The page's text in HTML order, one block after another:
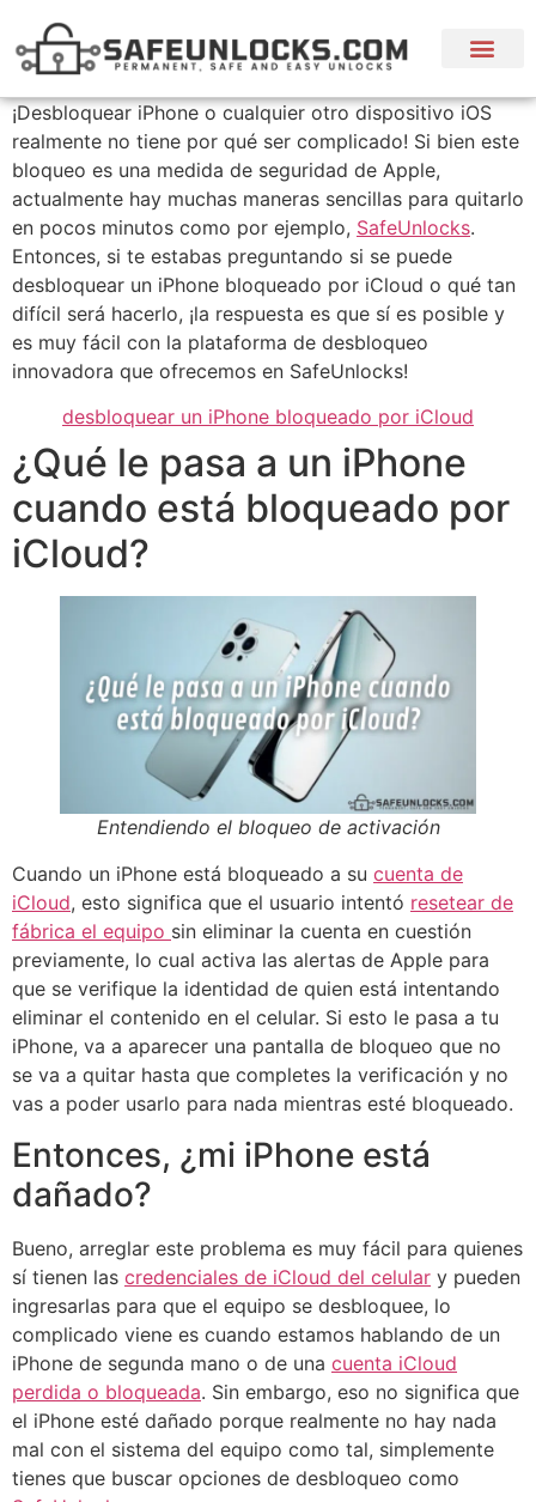
¡Desbloquear iPhone o cualquier otro dispositivo iOS
realmente no tiene por qué ser complicado! Si bien este
bloqueo es una medida de seguridad de Apple,
actualmente hay muchas maneras sencillas para quitarlo
en pocos minutos como por ejemplo, SafeUnlocks.
Entonces, si te estabas preguntando si se puede
desbloquear un iPhone bloqueado por iCloud o qué tan
difícil será hacerlo, ¡la respuesta es que sí es posible y
es muy fácil con la plataforma de desbloqueo
innovadora que ofrecemos en SafeUnlocks!
desbloquear un iPhone bloqueado por iCloud
¿Qué le pasa a un iPhone
cuando está bloqueado por
iCloud?
Entendiendo el bloqueo de activación
Cuando un iPhone está bloqueado a su cuenta de
iCloud, esto significa que el usuario intentó resetear de
fábrica el equipo sin eliminar la cuenta en cuestión
previamente, lo cual activa las alertas de Apple para
que se verifique la identidad de quien está intentando
eliminar el contenido en el celular. Si esto le pasa a tu
iPhone, va a aparecer una pantalla de bloqueo que no
se va a quitar hasta que completes la verificación y no
vas a poder usarlo para nada mientras esté bloqueado.
Entonces, ¿mi iPhone está
dañado?
Bueno, arreglar este problema es muy fácil para quienes
sí tienen las credenciales de iCloud del celular y pueden
ingresarlas para que el equipo se desbloquee, lo
complicado viene es cuando estamos hablando de un
iPhone de segunda mano o de una cuenta iCloud
perdida o bloqueada. Sin embargo, eso no significa que
el iPhone esté dañado porque realmente no hay nada
mal con el sistema del equipo como tal, simplemente
tienes que buscar opciones de desbloqueo como